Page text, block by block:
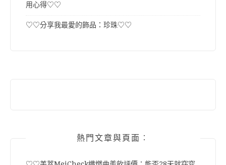
用心得♡♡
♡♡分享我最愛的飾品：珍珠♡♡
熱門文章與頁面︰